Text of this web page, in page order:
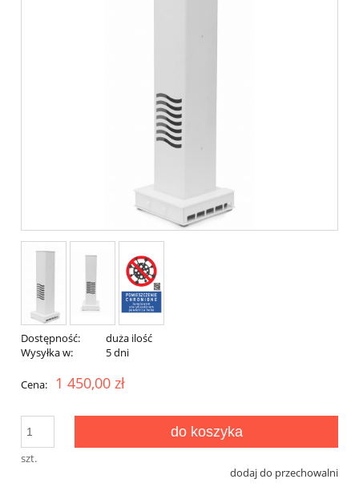
Dostępność:
duża ilość
Wysyłka w:
5 dni
Cena: 1 450,00 zł
szt.
do koszyka
dodaj do przechowalni